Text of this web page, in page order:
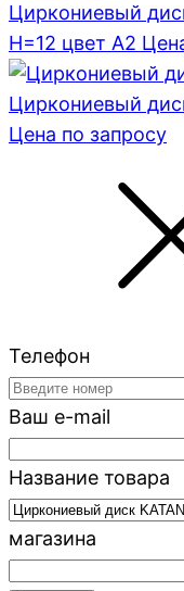
Циркониевый
H=12 цвет A2
Циркониевый
Цена по запросу
Телефон
Ваш e-mail
Название товара
магазина